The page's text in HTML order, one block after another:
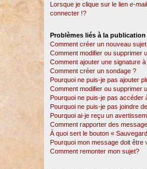
Lorsque je clique sur le lien e-mail
connecter !?
Problèmes liés à la publication
Comment créer un nouveau
Comment modifier ou supprimer
Comment ajouter une signature
Comment créer un sondage ?
Pourquoi ne puis-je pas ajouter
Comment modifier ou supprimer
Pourquoi ne puis-je pas accéder
Pourquoi ne puis-je pas joindre
Pourquoi ai-je reçu un
Comment rapporter des
À quoi sert le bouton «
Pourquoi mon message doit être
Comment remonter mon sujet?